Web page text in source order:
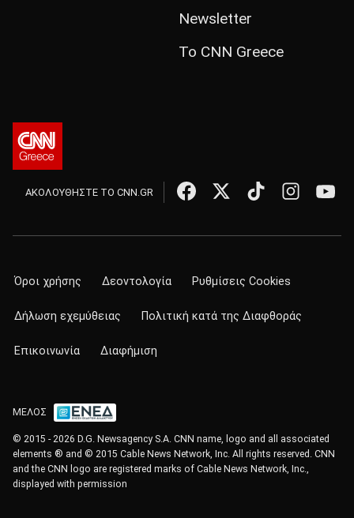
Newsletter
Το CNN Greece
ΑΚΟΛΟΥΘΗΣΤΕ ΤΟ CNN.GR
Όροι χρήσης Δεοντολογία Ρυθμίσεις Cookies
Δήλωση εχεμύθειας Πολιτική κατά της Διαφθοράς
Επικοινωνία Διαφήμιση
ΜΕΛΟΣ
© 2015 - 2026 D.G. Newsagency S.A. CNN name, logo and all associated
elements ® and © 2015 Cable News Network, Inc. All rights reserved. CNN
and the CNN logo are registered marks of Cable News Network, Inc.,
displayed with permission